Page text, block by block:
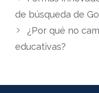
de búsqueda de
¿Por qué no
educativas?